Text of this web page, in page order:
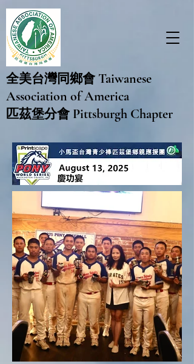
全美台灣同鄉會 Taiwanese
Association of America
匹茲堡分會 Pittsburgh Chapter